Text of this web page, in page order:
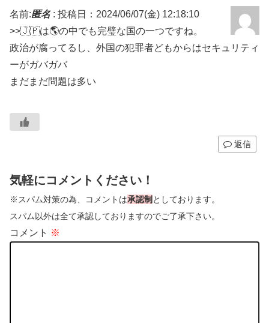
名前:匿名: 投稿日：2024/06/07(金) 12:18:10
>>🇯🇵は🌎の中でも完璧な国の一つですね。
政治が腐ってるし、外国の犯罪者どもからはセキュリティ
ーがガバガバ
まだまだ問題は多い
返信
気軽にコメントください！
※スパム対策の為、コメントは承認制 としております。
スパム以外は全て承認しておりますのでご了承下さい。
コメント ※